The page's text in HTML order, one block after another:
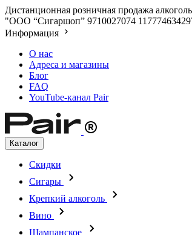
Дистанционная розничная продажа
"ООО “Сигаршоп” 9710027074
Информация
О нас
Адреса и магазины
Блог
FAQ
YouTube-канал Pair
Каталог
Скидки
Сигары
Крепкий алкоголь
Вино
Шампанское